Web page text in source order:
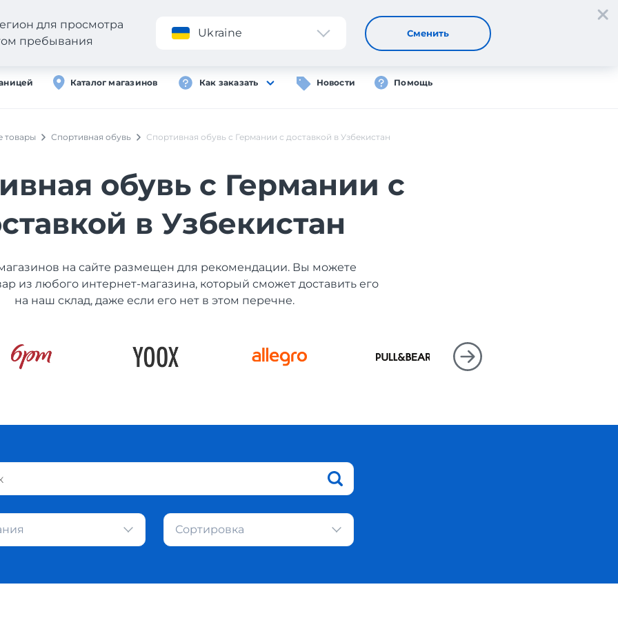
Приложение Регистрация Вход
Каталог магазинов Как заказать Новости Помощь
для просмотра
пребывания
Ukraine Сменить
товары Спортивная обувь Спортивная обувь с Германии с доставкой в Узбекистан
обувь с Германии с
в Узбекистан
на сайте размещен для рекомендации. Вы можете
из любого интернет-магазина, который сможет доставить его
на наш склад, даже если его нет в этом перечне.
Сортировка